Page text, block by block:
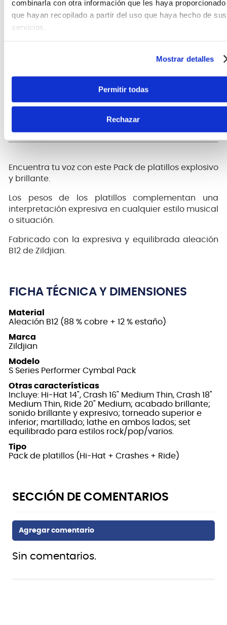
combinarla con otra información que les haya proporcionado
que hayan recopilado a partir del uso que haya hecho de sus
servicios.
Mostrar detalles
Permitir todas
Rechazar
Crash mediano fino S de 16"
Crash mediano fino S de 18"
Encuentra tu voz con este Pack de platillos explosivo
y brillante.
Los pesos de los platillos complementan una
interpretación expresiva en cualquier estilo musical
o situación.
Fabricado con la expresiva y equilibrada aleación
B12 de Zildjian.
FICHA TÉCNICA Y DIMENSIONES
Material
Aleación B12 (88 % cobre + 12 % estaño)
Marca
Zildjian
Modelo
S Series Performer Cymbal Pack
Otras características
Incluye: Hi-Hat 14", Crash 16" Medium Thin, Crash 18"
Medium Thin, Ride 20" Medium; acabado brillante;
sonido brillante y expresivo; torneado superior e
inferior; martillado; lathe en ambos lados; set
equilibrado para estilos rock/pop/varios.
Tipo
Pack de platillos (Hi-Hat + Crashes + Ride)
Sin comentarios.